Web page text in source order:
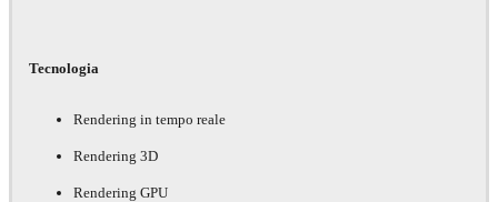
Tecnologia
Rendering in tempo reale
Rendering 3D
Rendering GPU